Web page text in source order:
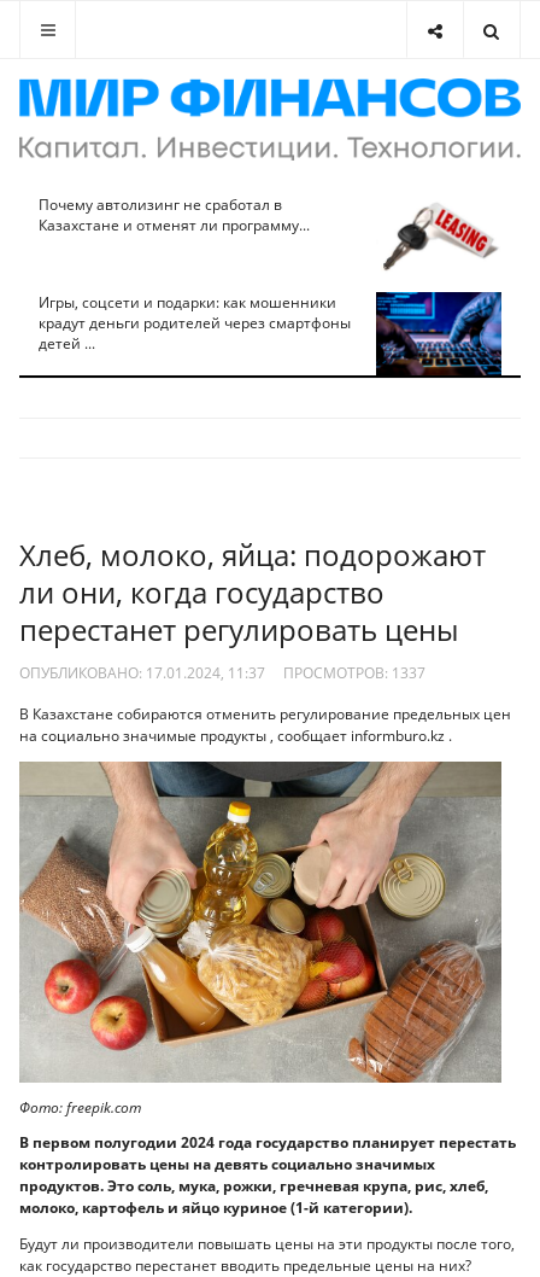
Почему автолизинг не сработал в
Казахстане и отменят ли программу...
Игры, соцсети и подарки: как мошенники
крадут деньги родителей через смартфоны
детей ...
Хлеб, молоко, яйца: подорожают
ли они, когда государство
перестанет регулировать цены
ОПУБЛИКОВАНО: 17.01.2024, 11:37 ПРОСМОТРОВ: 1337
В Казахстане собираются отменить регулирование предельных цен
на социально значимые продукты , сообщает informburo.kz .
Фото: freepik.com
В первом полугодии 2024 года государство планирует перестать
контролировать цены на девять социально значимых
продуктов. Это соль, мука, рожки, гречневая крупа, рис, хлеб,
молоко, картофель и яйцо куриное (1-й категории).
Будут ли производители повышать цены на эти продукты после того,
как государство перестанет вводить предельные цены на них?